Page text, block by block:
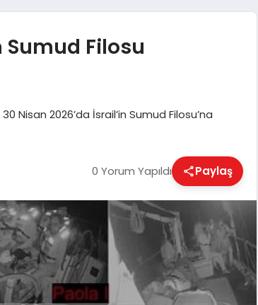
Sumud Filosu
Nisan 2026’da İsrail’in Sumud Filosu’na
0 Yorum Yapıldı Paylaş